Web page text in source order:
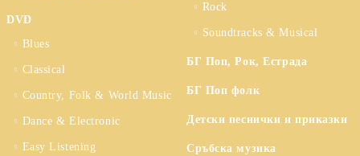
DVD
Blues
Classical
Country, Folk & World Music
Dance & Electronic
Easy Listening
Rock
Soundtracks & Musical
БГ Поп, Рок, Естрада
БГ Поп фолк
Детски песнички и приказки
Сръбска музика